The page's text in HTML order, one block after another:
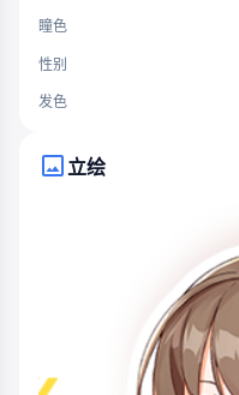
瞳色
性别
发色
立绘